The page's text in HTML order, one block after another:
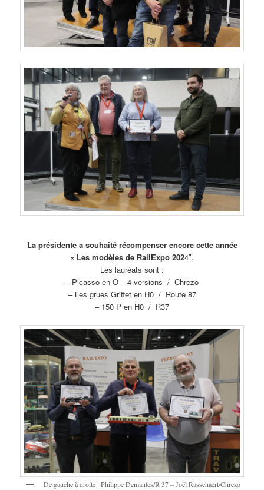
La présidente a souhaité récompenser encore cette année
« Les modèles de RailExpo 2024″.
Les lauréats sont :
– Picasso en O – 4 versions / Chrezo
– Les grues Griffet en H0 / Route 87
– 150 P en H0 / R37
De gauche à droite : Philippe Demantes/R 37 – Joël Rasschaert/Chrezo